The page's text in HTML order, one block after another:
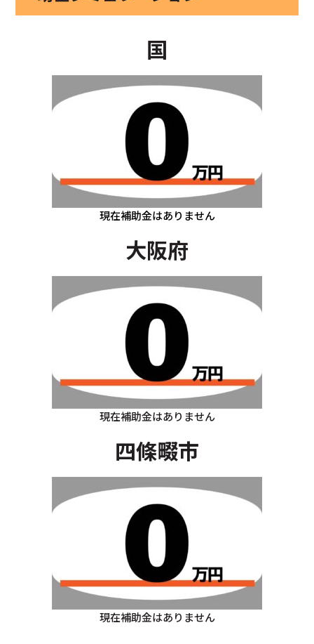
国
現在補助金はありません
大阪府
現在補助金はありません
四條畷市
現在補助金はありません